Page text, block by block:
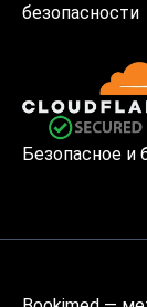
безопасности
Безопасное и